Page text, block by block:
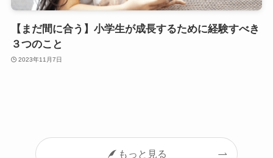
【まだ間に合う】小学生が成長するために経験すべき
３つのこと
2023年11月7日
もっと見る